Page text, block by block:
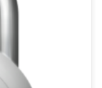
u dobroj mjeri
žrtve ovih ucjena
svoje fajlove.